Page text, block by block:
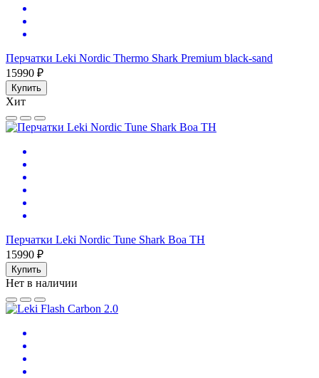
Перчатки Leki Nordic Thermo Shark Premium black-sand
15990 ₽
Купить
Хит
Перчатки Leki Nordic Tune Shark Boa TH
15990 ₽
Купить
Нет в наличии